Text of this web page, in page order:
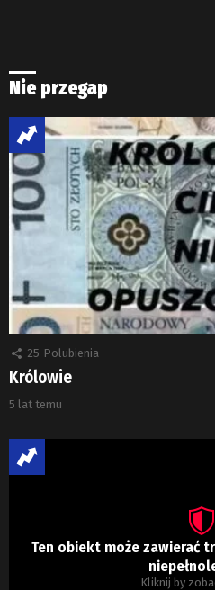
Nie przegap
25 Polubienia
Królowie
5 lat temu
Ten obiekt może zawierać
Kliknij by